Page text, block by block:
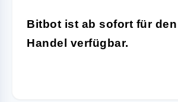
Bitbot ist ab sofort für den
Handel verfügbar.